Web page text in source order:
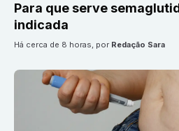
Para que serve
indicada
há cerca de 8 horas, por Redação Sara